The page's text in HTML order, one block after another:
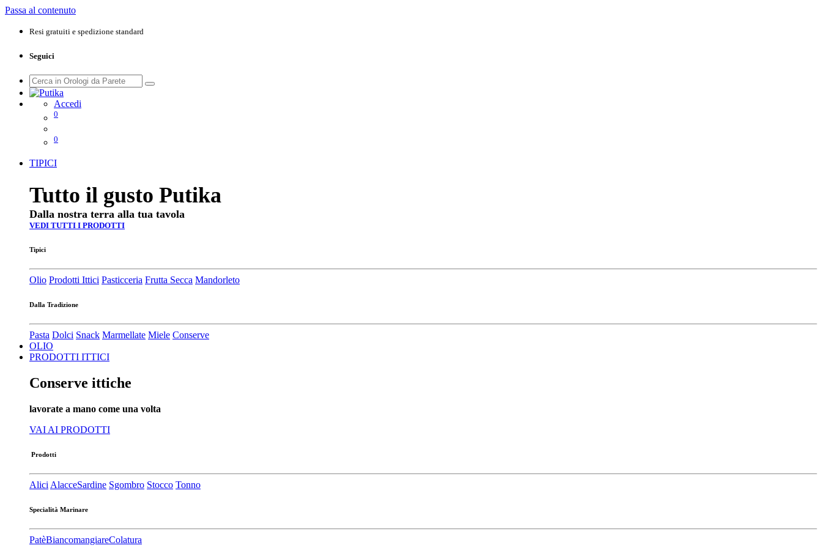
Passa al contenuto
Resi gratuiti e spedizione standard
Seguici
Accedi
0
0
TIPICI
Tutto il gusto Putika
Dalla nostra terra alla tua tavola
VEDI TUTTI I PRODOTTI
Tipici
Olio Prodotti Ittici Pasticceria Frutta Secca Mandorleto
Dalla Tradizione
Pasta Dolci Snack Marmellate Miele Conserve
OLIO
PRODOTTI ITTICI
Conserve ittiche
lavorate a mano come una volta
VAI AI PRODOTTI
Prodotti
Alici AlacceSardine Sgombro Stocco Tonno
Specialità Marinare
Patè​BiancomangiareColatura